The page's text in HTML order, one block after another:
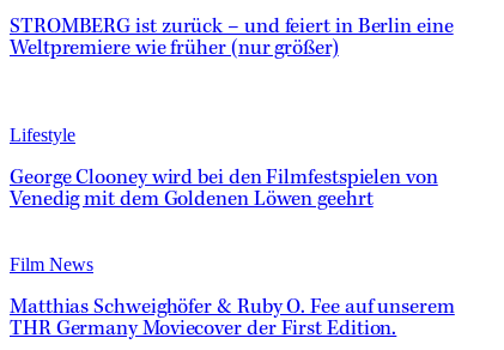
STROMBERG ist zurück – und feiert in Berlin eine
Weltpremiere wie früher (nur größer)
Lifestyle
George Clooney wird bei den Filmfestspielen von
Venedig mit dem Goldenen Löwen geehrt
Film News
Matthias Schweighöfer & Ruby O. Fee auf unserem
THR Germany Moviecover der First Edition.